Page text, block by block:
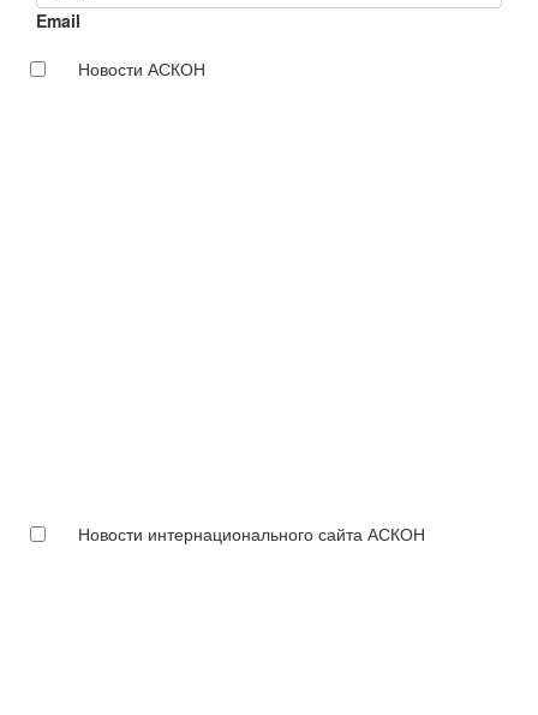
Email
Новости АСКОН
Новости интернационального сайта АСКОН